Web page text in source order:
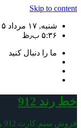
Skip to content
شنبه, ۱۷ مرداد ۱۴۰۵
۵:۳۶ ب٫ظ
ما را دنبال کنید
خط رند 912
فروش سیم کارت 912 رند